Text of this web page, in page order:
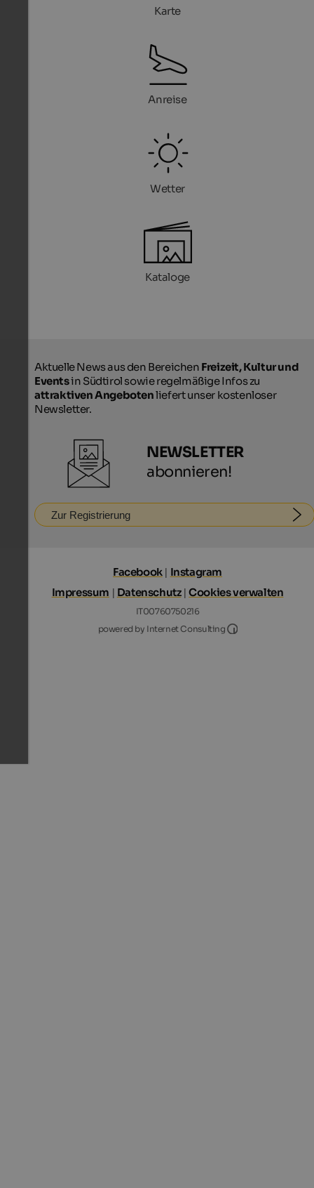
Karte
Anreise
Wetter
Kataloge
Aktuelle News aus den Bereichen Freizeit, Kultur und
Eventsin Südtirol sowie regelmäßige Infos zu
attraktiven Angebotenliefert unser kostenloser
Newsletter.
NEWSLETTER
abonnieren!
Zur Registrierung
Facebook | Instagram
Impressum | Datenschutz|Cookies verwalten
IT00760750216
powered by Internet Consulting
Internet